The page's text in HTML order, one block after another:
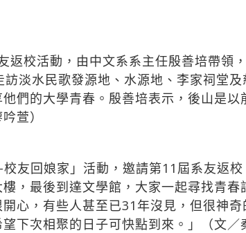
返校活動，由中文系系主任殷善培帶領
淡水民歌發源地、水源地、李家祠堂
們的大學青春。殷善培表示，後山是
萱）
友回娘家」活動，邀請第11屆系友返
，最後到達文學館，大家一起尋找青
心，有些人甚至已31年沒見，但很神
下次相聚的日子可快點到來。」（文／